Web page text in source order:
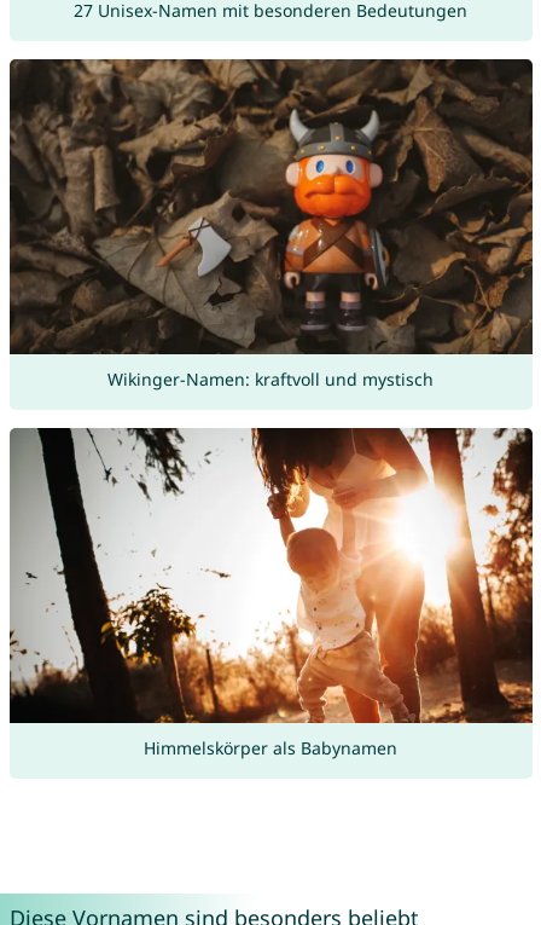
27 Unisex-Namen mit besonderen Bedeutungen
Wikinger-Namen: kraftvoll und mystisch
Himmelskörper als Babynamen
Diese Vornamen sind besonders beliebt